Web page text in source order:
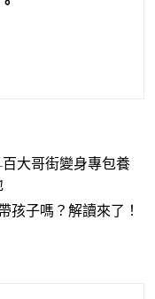
大哥街變身專包養
孩子嗎？解讀來了！